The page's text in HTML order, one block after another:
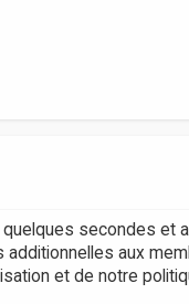
secondes et
aux
et de notre